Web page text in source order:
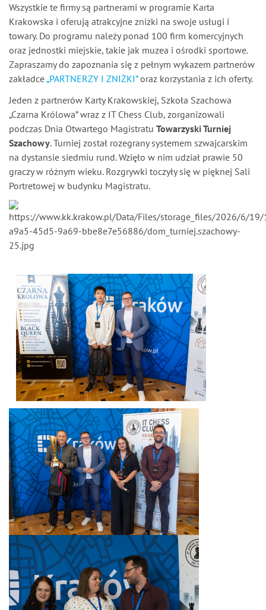
Wszystkie te firmy są partnerami w programie Karta
Krakowska i oferują atrakcyjne zniżki na swoje usługi i
towary. Do programu należy ponad 100 firm komercyjnych
oraz jednostki miejskie, takie jak muzea i ośrodki sportowe.
Zapraszamy do zapoznania się z pełnym wykazem partnerów
zakładce„PARTNERZY I ZNIŻKI”oraz korzystania z ich oferty.
Jeden z partnerów Karty Krakowskiej, Szkoła Szachowa
„Czarna Królowa” wraz z IT Chess Club, zorganizowali
podczas Dnia Otwartego Magistratu Towarzyski Turniej
Szachowy. Turniej został rozegrany systemem szwajcarskim
na dystansie siedmiu rund. Wzięło w nim udział prawie 50
graczy w różnym wieku. Rozgrywki toczyły się w pięknej Sali
Portretowej w budynku Magistratu.